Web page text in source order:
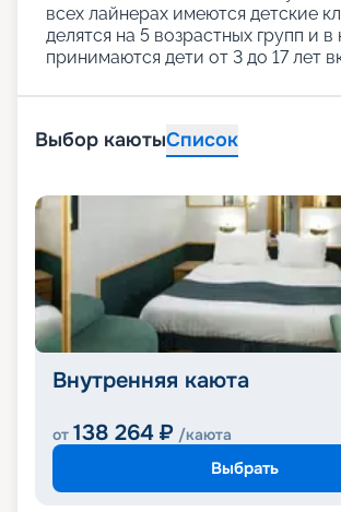
всех лайнерах имеются детские
делятся на 5 возрастных групп и
принимаются дети от 3 до 17 лет
Выбор каютыСписок
Внутренняя каюта
от 138 264 ₽ /каюта
Выбрать